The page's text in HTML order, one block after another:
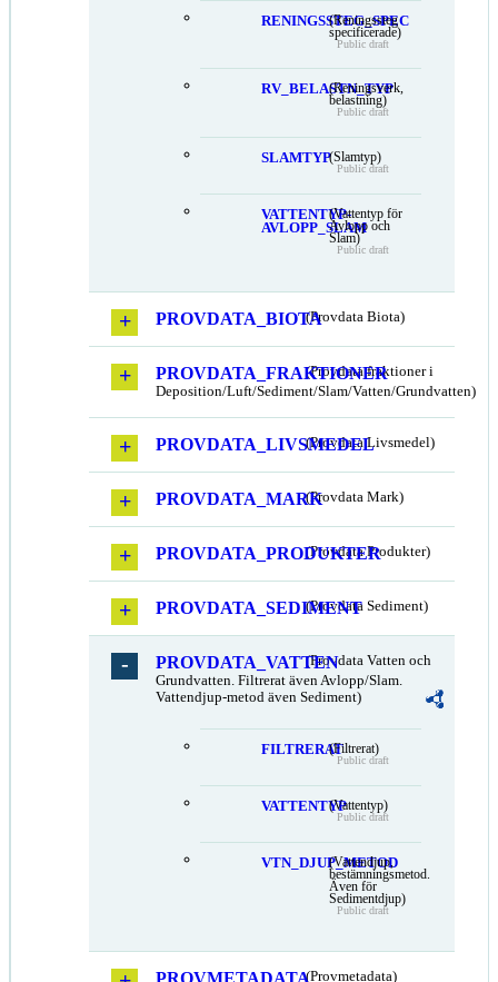
RENINGSSTEG_SPEC
(Reningssteg
specificerade)
Public draft
RV_BELASTN_TYP
(Reningsverk,
belastning)
Public draft
SLAMTYP(Slamtyp)
Public draft
VATTENTYP-
AVLOPP_SLAM
(Vattentyp för
Avlopp och
Slam)
Public draft
PROVDATA_BIOTA(Provdata Biota)
PROVDATA_FRAKTIONER
(Provdata fraktioner i
Deposition/Luft/Sediment/Slam/Vatten/Grundvatten)
PROVDATA_LIVSMEDEL
(Provdata Livsmedel)
PROVDATA_MARK(Provdata Mark)
PROVDATA_PRODUKTER
(Provdata Produkter)
PROVDATA_SEDIMENT(Provdata Sediment)
PROVDATA_VATTEN(Provdata Vatten och
Grundvatten. Filtrerat även Avlopp/Slam.
Vattendjup-metod även Sediment)
FILTRERAT(Filtrerat)
Public draft
VATTENTYP(Vattentyp)
Public draft
VTN_DJUP_METOD
(Vattendjup,
bestämningsmetod.
Även för
Sedimentdjup)
Public draft
(Provmetadata)